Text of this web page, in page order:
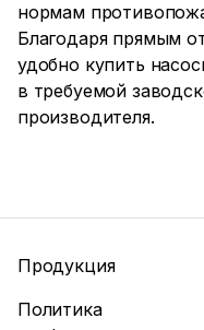
нормам
Благодаря прямым
удобно купить
в требуемой
производителя.
Продукция
Политика